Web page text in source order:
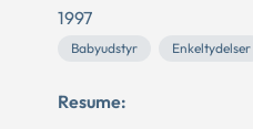
1997
Babyudstyr Enkeltydelser
Resume: